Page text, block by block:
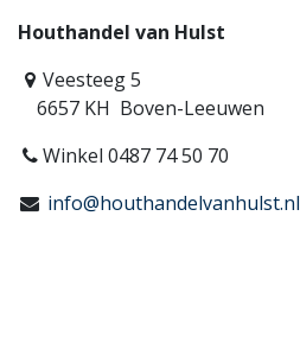
Houthandel van Hulst
Veesteeg 5
6657 KH Boven-Leeuwen
Winkel 0487 74 50 70
info@houthandelvanhulst.nl